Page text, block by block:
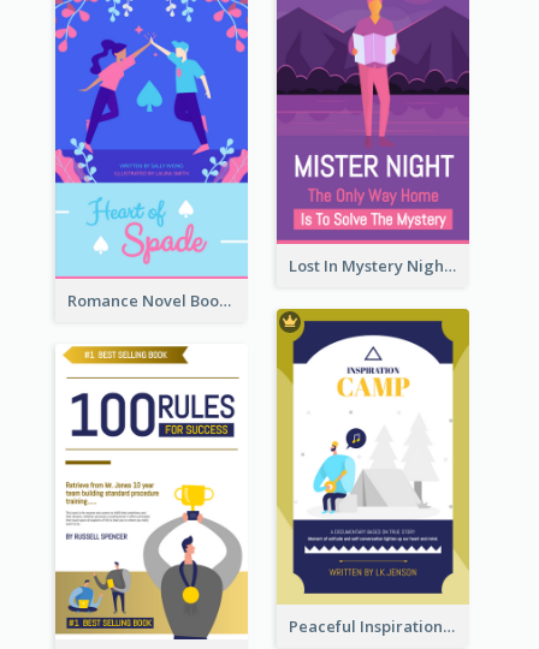
Lost In Mystery Night Book Cover
Romance Novel Book Cover
Peaceful Inspirational Camping Book Cover